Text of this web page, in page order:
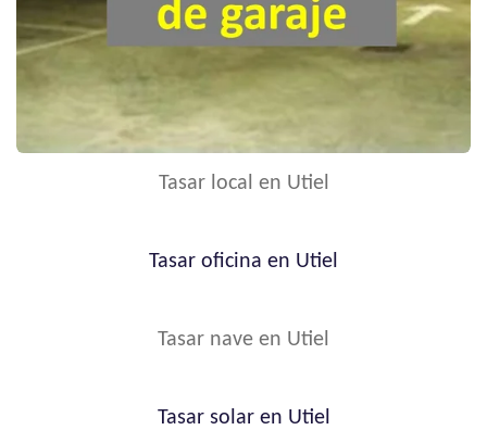
Tasar local en Utiel
Tasar oficina en Utiel
Tasar nave en Utiel
Tasar solar en Utiel